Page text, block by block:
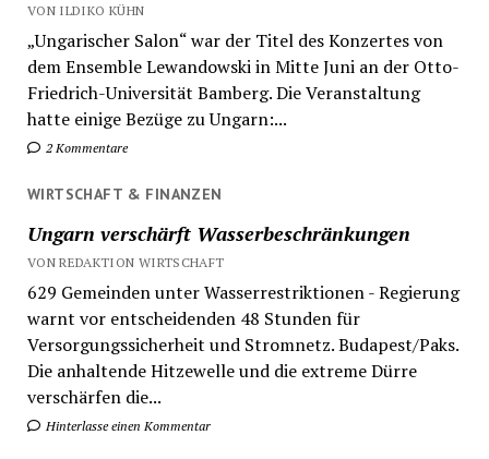
VON ILDIKO KÜHN
„Ungarischer Salon“ war der Titel des Konzertes von
dem Ensemble Lewandowski in Mitte Juni an der Otto-
Friedrich-Universität Bamberg. Die Veranstaltung
hatte einige Bezüge zu Ungarn:...
2 Kommentare
WIRTSCHAFT & FINANZEN
Ungarn verschärft Wasserbeschränkungen
VON REDAKTION WIRTSCHAFT
629 Gemeinden unter Wasserrestriktionen - Regierung
warnt vor entscheidenden 48 Stunden für
Versorgungssicherheit und Stromnetz. Budapest/Paks.
Die anhaltende Hitzewelle und die extreme Dürre
verschärfen die...
Hinterlasse einen Kommentar